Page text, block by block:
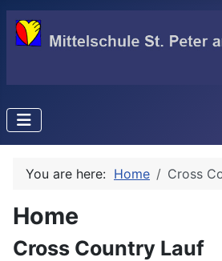
You are here: Home Cross
Home
Cross Country Lauf